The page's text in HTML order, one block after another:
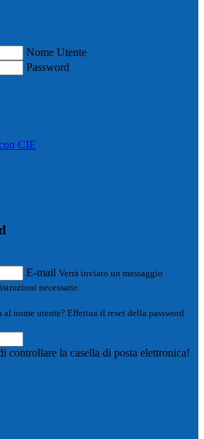
Nome Utente
Password
CIE
E-mail Verrà inviato un messaggio
necessarie.
al nome utente? Effettua il reset della password
controllare la casella di posta elettronica!